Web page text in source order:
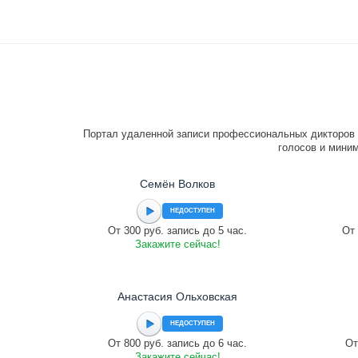
Портал удаленной записи профессиональных
голосов и
Семён Волков
НЕДОСТУПЕН
От 300 руб. запись до 5 час.
Закажите сейчас!
От
Анастасия Ольховская
НЕДОСТУПЕН
От 800 руб. запись до 6 час.